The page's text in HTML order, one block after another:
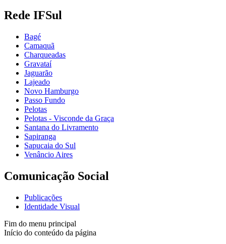
Rede IFSul
Bagé
Camaquã
Charqueadas
Gravataí
Jaguarão
Lajeado
Novo Hamburgo
Passo Fundo
Pelotas
Pelotas - Visconde da Graça
Santana do Livramento
Sapiranga
Sapucaia do Sul
Venâncio Aires
Comunicação Social
Publicações
Identidade Visual
Fim do menu principal
Início do conteúdo da página